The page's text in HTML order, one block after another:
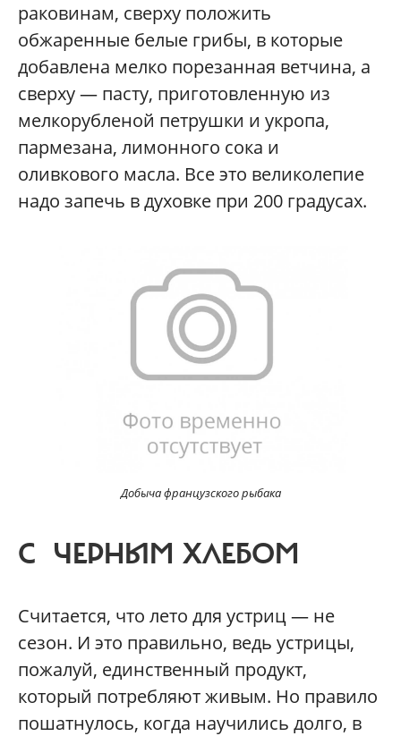
раковинам, сверху положить
обжаренные белые грибы, в которые
добавлена мелко порезанная ветчина, а
сверху — пасту, приготовленную из
мелкорубленой петрушки и укропа,
пармезана, лимонного сока и
оливкового масла. Все это великолепие
надо запечь в духовке при 200 градусах.
Добыча французского рыбака
С ЧЕРНЫМ ХЛЕБОМ
Считается, что лето для устриц — не
сезон. И это правильно, ведь устрицы,
пожалуй, единственный продукт,
который потребляют живым. Но правило
пошатнулось, когда научились долго, в